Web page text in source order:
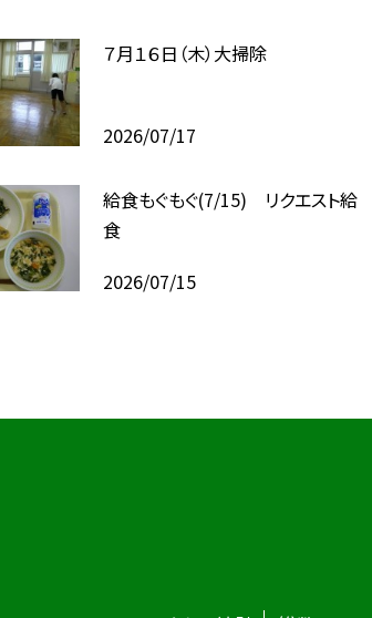
７月１６日（木）大掃除
2026/07/17
給食もぐもぐ(7/15) リクエスト給
食
2026/07/15